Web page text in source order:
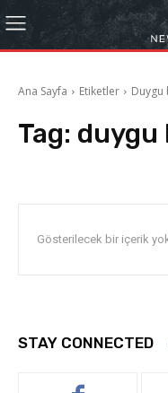
Ana Sayfa Etiketler Duygu
Tag: duygu
Gösterilecek bir içerik
STAY CONNECTED